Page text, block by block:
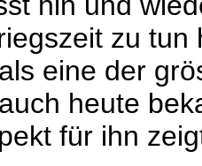
zu
eine der
heute
für ihn